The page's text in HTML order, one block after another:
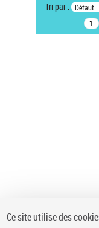
Type de notice
Tri par : Défaut
Ce site utilise des